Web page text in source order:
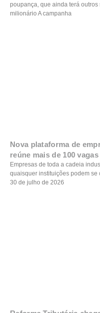
poupança, que ainda terá
milionário A campanha
Nova plataforma de
reúne mais de 100
Empresas de toda a cadeia
quaisquer instituições podem se
30 de julho de 2026